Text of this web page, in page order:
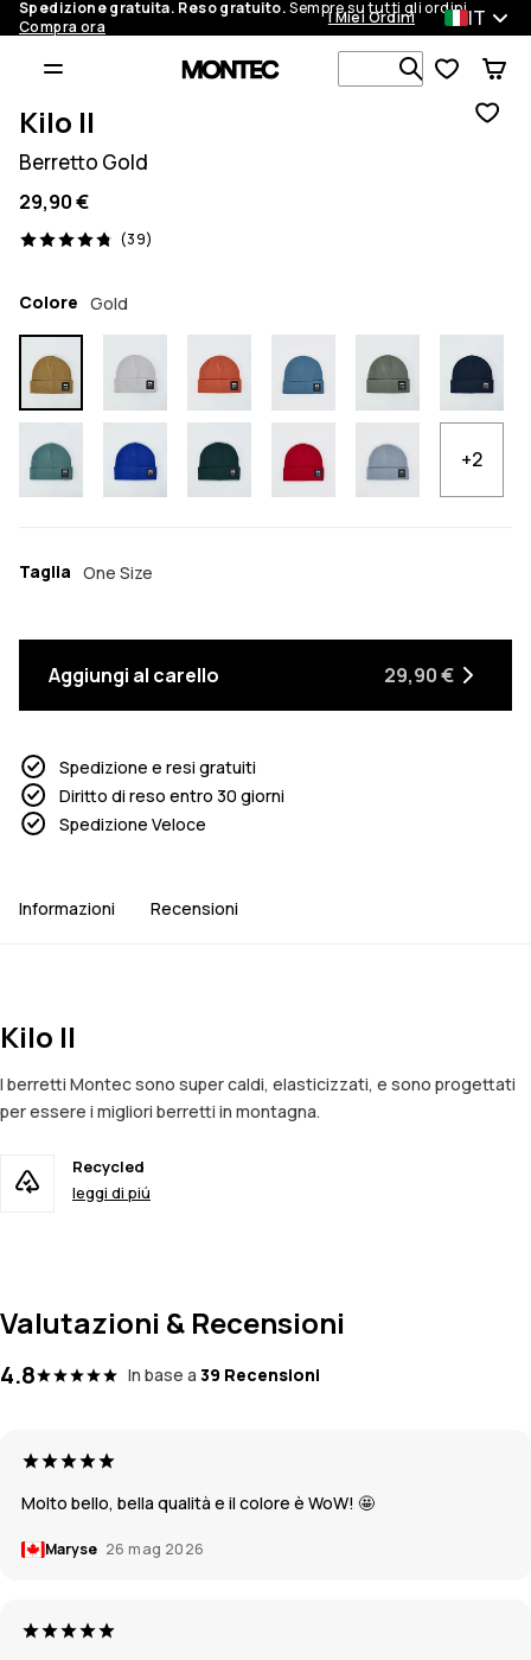
Spedizione gratuita. Reso gratuito.Sempre su tutti gli ordini.
Compra ora
I Miei Ordini IT
Cerca tra 1
Kilo II
Berretto Gold
29,90 €
(39)
39 recensioni, 4.8/5
Colore Gold
+2
Taglia One Size
Aggiungi al carello 29,90 €
Spedizione e resi gratuiti
Diritto di reso entro 30 giorni
Spedizione Veloce
Informazioni Recensioni
Kilo II
I berretti Montec sono super caldi, elasticizzati, e sono progettati
per essere i migliori berretti in montagna.
Recycled
leggi di piú
Valutazioni & Recensioni
4.8 In base a 39 Recensioni
Molto bello, bella qualità e il colore è WoW! 🤩
Maryse 26 mag 2026